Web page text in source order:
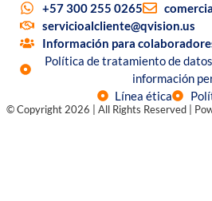
+57 300 255 0265
servicioalcliente@qvision.us
Información para
Política de tratamiento de
información
Línea ética
© Copyright 2026 | All Rights Reserved |